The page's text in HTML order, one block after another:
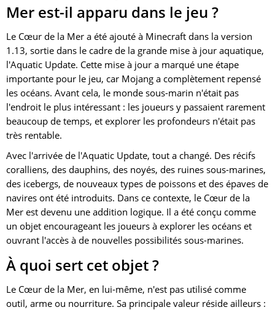
Mer est-il apparu dans le jeu ?
Le Cœur de la Mer a été ajouté à Minecraft dans la version
1.13, sortie dans le cadre de la grande mise à jour aquatique,
l'Aquatic Update. Cette mise à jour a marqué une étape
importante pour le jeu, car Mojang a complètement repensé
les océans. Avant cela, le monde sous-marin n'était pas
l'endroit le plus intéressant : les joueurs y passaient rarement
beaucoup de temps, et explorer les profondeurs n'était pas
très rentable.
Avec l'arrivée de l'Aquatic Update, tout a changé. Des récifs
coralliens, des dauphins, des noyés, des ruines sous-marines,
des icebergs, de nouveaux types de poissons et des épaves de
navires ont été introduits. Dans ce contexte, le Cœur de la
Mer est devenu une addition logique. Il a été conçu comme
un objet encourageant les joueurs à explorer les océans et
ouvrant l'accès à de nouvelles possibilités sous-marines.
À quoi sert cet objet ?
Le Cœur de la Mer, en lui-même, n'est pas utilisé comme
outil, arme ou nourriture. Sa principale valeur réside ailleurs :